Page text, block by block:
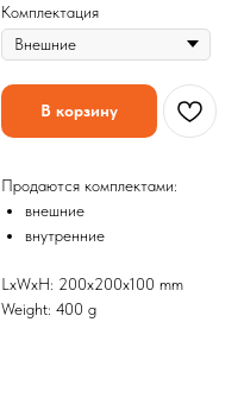
Комплектация
В корзину
Продаются комплектами:
внешние
внутренние
LxWxH: 200x200x100 mm
Weight: 400 g